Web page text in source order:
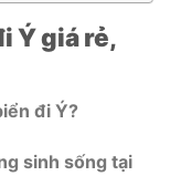
Ý giá rẻ,
đi Ý?
sinh sống tại